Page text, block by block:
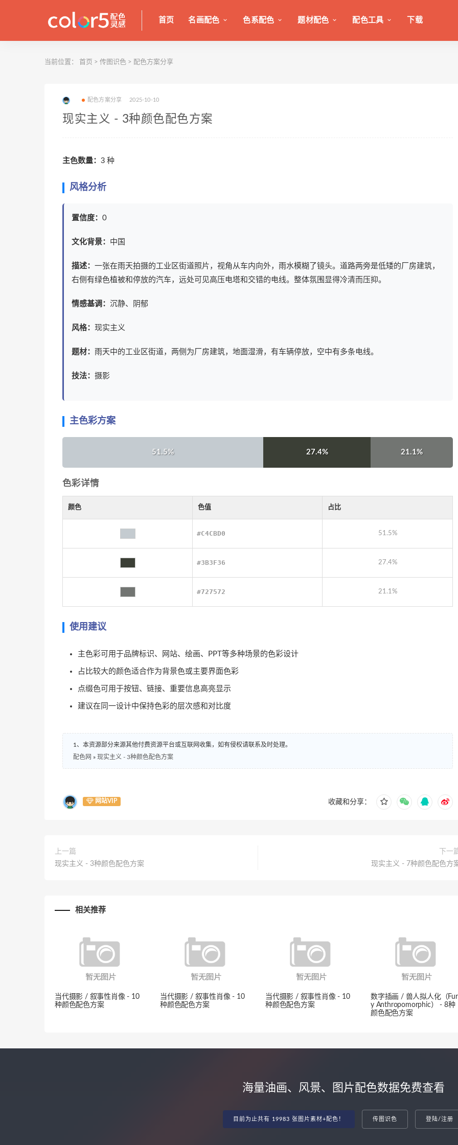
首页 名画配色 色系配色 题材配色 配色工具 下载
当前位置： 首页 > 传图识色 > 配色方案分享
配色方案分享 2025-10-10
现实主义 - 3种颜色配色方案
主色数量： 3 种
风格分析
置信度： 0
文化背景： 中国
描述： 一张在雨天拍摄的工业区街道照片，视角从车内向外，雨水模糊了镜头。道路两旁是低矮的厂房建筑，
右侧有绿色植被和停放的汽车，远处可见高压电塔和交错的电线。整体氛围显得冷清而压抑。
情感基调： 沉静、阴郁
风格： 现实主义
题材： 雨天中的工业区街道，两侧为厂房建筑，地面湿滑，有车辆停放，空中有多条电线。
技法： 摄影
主色彩方案
51.5% 27.4% 21.1%
色彩详情
颜色 色值 占比
#C4CBD0 51.5%
#3B3F36 27.4%
#727572 21.1%
使用建议
主色彩可用于品牌标识、网站、绘画、PPT等多种场景的色彩设计
占比较大的颜色适合作为背景色或主要界面色彩
点缀色可用于按钮、链接、重要信息高亮显示
建议在同一设计中保持色彩的层次感和对比度
1、本资源部分来源其他付费资源平台或互联网收集，如有侵权请联系及时处理。
配色网 » 现实主义 - 3种颜色配色方案
网站VIP 收藏和分享：
上一篇
现实主义 - 3种颜色配色方案
下一
现实主义 - 7种颜色配色方
相关推荐
当代摄影 / 叙事性肖像 - 10
种颜色配色方案
当代摄影 / 叙事性肖像 - 10
种颜色配色方案
当代摄影 / 叙事性肖像 - 10
种颜色配色方案
数字插画 / 兽人拟人化（
y Anthropomorphic） - 8种
颜色配色方案
海量油画、风景、图片配色数据免费查看
目前为止共有 19983 张图片素材+配色！ 传图识色 登陆/注册